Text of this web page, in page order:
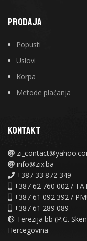
PRODAJA
Popusti
Uslovi
Korpa
Metode plaćanja
KONTAKT
info@zix.ba
+387 33 872 349
+387 62 760 002 /
+387 61 092 392 /
+387 61 289 089
Terezija bb (P.G.
Hercegovina